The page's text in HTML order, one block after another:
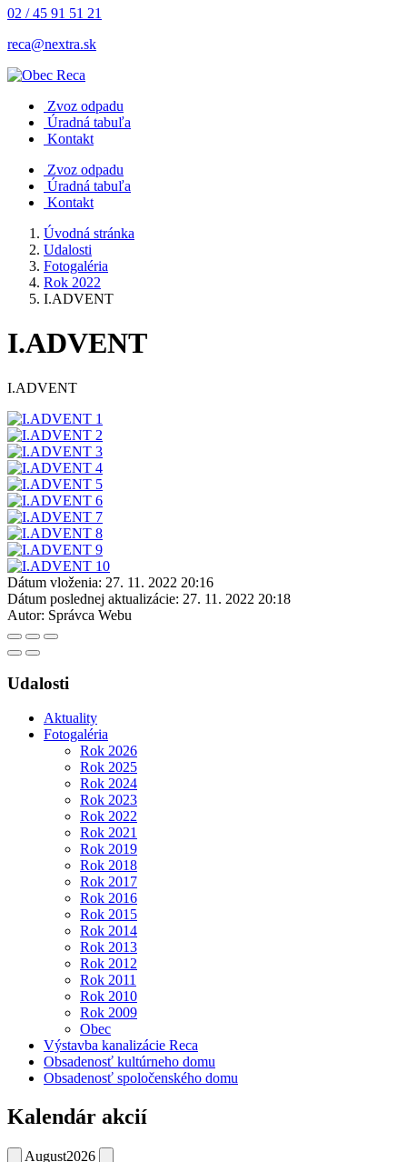
02 / 45 91 51 21
reca@nextra.sk
Zvoz odpadu
Úradná tabuľa
Kontakt
Zvoz odpadu
Úradná tabuľa
Kontakt
Úvodná stránka
Udalosti
Fotogaléria
Rok 2022
I.ADVENT
I.ADVENT
I.ADVENT
Dátum vloženia: 27. 11. 2022 20:16
Dátum poslednej aktualizácie: 27. 11. 2022 20:18
Autor: Správca Webu
Udalosti
Aktuality
Fotogaléria
Rok 2026
Rok 2025
Rok 2024
Rok 2023
Rok 2022
Rok 2021
Rok 2019
Rok 2018
Rok 2017
Rok 2016
Rok 2015
Rok 2014
Rok 2013
Rok 2012
Rok 2011
Rok 2010
Rok 2009
Obec
Výstavba kanalizácie Reca
Obsadenosť kultúrneho domu
Obsadenosť spoločenského domu
Kalendár akcií
August2026